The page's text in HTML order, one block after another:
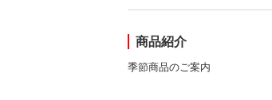
商品紹介
季節商品のご案内